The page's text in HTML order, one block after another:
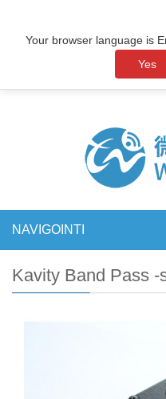
NAVIGOINTI
Kavity Band Pass -
Your browser language is
Yes